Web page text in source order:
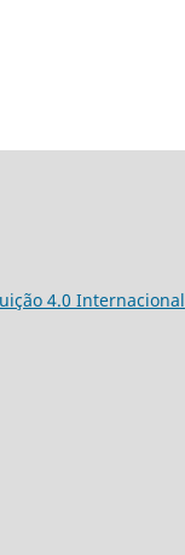
4.0 Internacional